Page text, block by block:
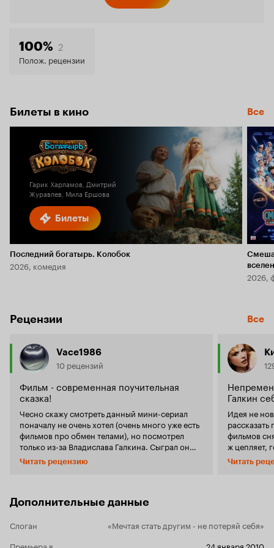
100% 2
Полож. рецензии
Билеты в кино Все
Билеты
Гарик Харламов, Дмитрий
Журавлев, Мила Ершова
Последний богатырь. Колобок
2026, комедия
2026,
Рецензии Все
Vace1986
10 рецензий
Фильм - современная поучительная
сказка!
Чесно скажу смотреть данный мини-сериал
поначалу не очень хотел (очень много уже есть
фильмов про обмен телами), но посмотрел
только из-за Владислава Галкина. Сыграл он
довольно интересную роль. Поначалу кажется
негативную - ну какой может быть позитив в
так сложилась. После шанса начать другую
жизнь в теле неудачника, он не опускает руки,
а начинает зарабатывать, видя, что его семья
во всем себе отказывает всю жизнь. Жена по
началу была в шоке, но потом ей понравился
Читать рецензию
Галкин
Идея не
фильмов
Владислав
Читать
Дополнительные данные
Слоган
«Мечтая стать другим - не потеряй себя»
Премьера в
24 января 2010